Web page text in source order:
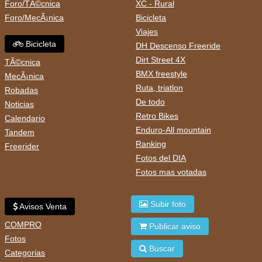
Foro/TÃ©cnica
Foro/MecÃ¡nica
Bicicleta
TÃ©cnica
MecÃ¡nica
Robadas
Noticias
Calendario
Tandem
Freerider
XC - Rural
Bicicleta
Viajes
DH Descenso Freeride
Dirt Street 4X
BMX freestyle
Ruta, triatlon
De todo
Retro Bikes
Enduro-All mountain
Ranking
Fotos del DIA
Fotos mas votadas
Avisos Venta
COMPRO
Fotos
Categorias
Subir foto
Publicar aviso
Buscar